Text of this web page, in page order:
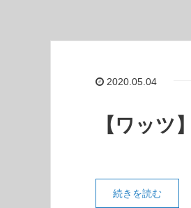
2020.05.04
【ワッツ
続きを読む